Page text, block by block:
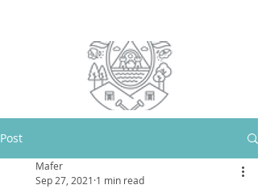
Post
Mafer
Sep 27, 2021 1 min read